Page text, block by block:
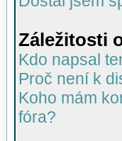
Záležitosti
Kdo napsal
Proč není k
Koho mám
fóra?